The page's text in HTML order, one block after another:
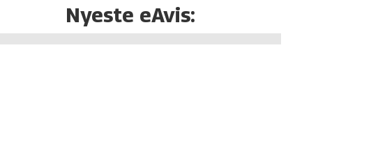
Nyeste eAvis: